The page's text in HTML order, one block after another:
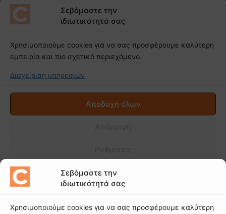
Σεβόμαστε την
ιδιωτικότητά σας
Χρησιμοποιούμε cookies για να σας προσφέρουμε καλύτερη